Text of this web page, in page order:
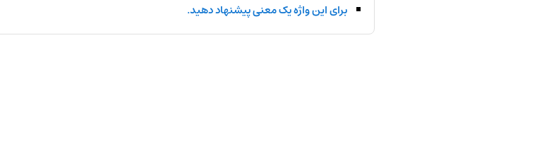
برای این واژه یک معنی پیشنهاد دهید.